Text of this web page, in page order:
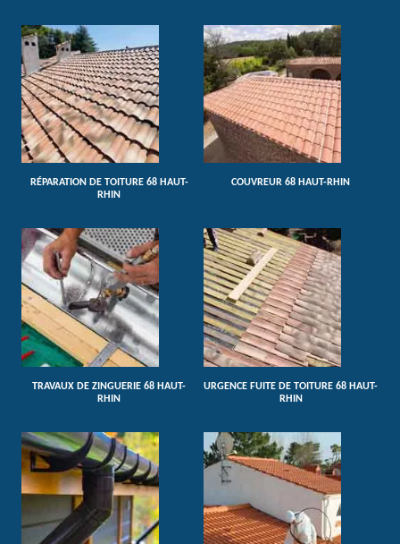
RÉPARATION DE TOITURE 68 HAUT-
RHIN
COUVREUR 68 HAUT-RHIN
TRAVAUX DE ZINGUERIE 68 HAUT-
RHIN
URGENCE FUITE DE TOITURE 68 HAUT-
RHIN